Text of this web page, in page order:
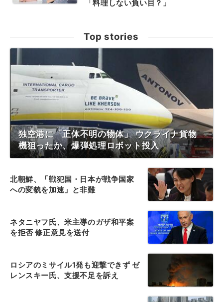
「料理しない負い目？」
Top stories
独空港に「正体不明の物体」 ウクライナ貨物
機狙ったか、爆弾処理ロボット投入
北朝鮮、「戦犯国・日本が戦争国家
への変貌を加速」と非難
ネタニヤフ氏、米主導のガザ和平案
を拒否 修正意見を送付
ロシアのミサイル1発も迎撃できず ゼ
レンスキー氏、支援不足を訴え